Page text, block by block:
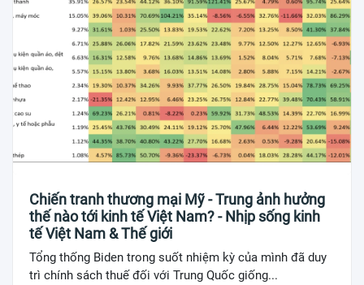
Chiến tranh thương mại Mỹ - Trung ảnh hưởng
thế nào tới kinh tế Việt Nam? - Nhịp sống kinh
tế Việt Nam & Thế giới
Tổng thống Biden trong suốt nhiệm kỳ của mình đã duy
trì chính sách thuế đối với Trung Quốc giống...